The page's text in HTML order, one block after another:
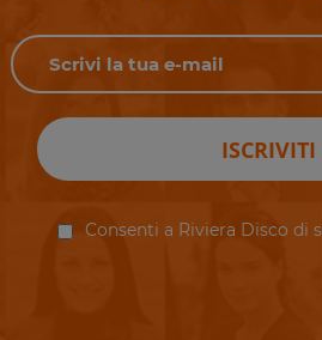
ISCRIVITI
Consenti a Riviera Disco di